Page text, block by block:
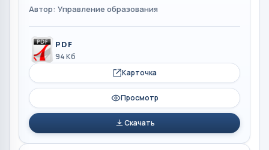
Автор: Управление образования
PDF
94 Кб
Карточка
Просмотр
Скачать